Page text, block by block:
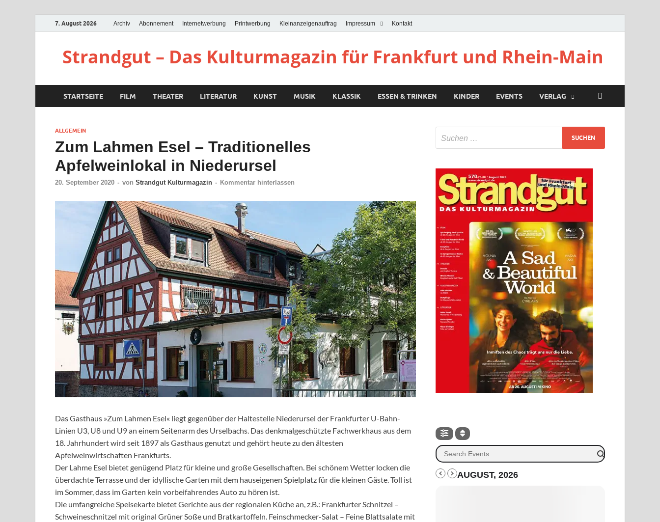
7. August 2026 Archiv Abonnement Internetwerbung Printwerbung Kleinanzeigenauftrag Impressum Kontakt
Strandgut – Das Kulturmagazin für Frankfurt und Rhein-Main
STARTSEITE FILM THEATER LITERATUR KUNST MUSIK KLASSIK ESSEN & TRINKEN KINDER EVENTS VERLAG
ALLGEMEIN
Zum Lahmen Esel – Traditionelles
Apfelweinlokal in Niederursel
20. September 2020 - von Strandgut Kulturmagazin - Kommentar hinterlassen
Das Gasthaus »Zum Lahmen Esel« liegt gegenüber der Haltestelle Niederursel der Frankfurter U-Bahn-
Linien U3, U8 und U9 an einem Seitenarm des Urselbachs. Das denkmalgeschützte Fachwerkhaus aus dem
18. Jahrhundert wird seit 1897 als Gasthaus genutzt und gehört heute zu den ältesten
Apfelweinwirtschaften Frankfurts.
Der Lahme Esel bietet genügend Platz für kleine und große Gesellschaften. Bei schönem Wetter locken die
überdachte Terrasse und der idyllische Garten mit dem hauseigenen Spielplatz für die kleinen Gäste. Toll ist
im Sommer, dass im Garten kein vorbeifahrendes Auto zu hören ist.
Die umfangreiche Speisekarte bietet Gerichte aus der regionalen Küche an, z.B.: Frankfurter Schnitzel –
Schweineschnitzel mit original Grüner Soße und Bratkartoffeln. Feinschmecker-Salat – Feine Blattsalate mit
AUGUST, 2026